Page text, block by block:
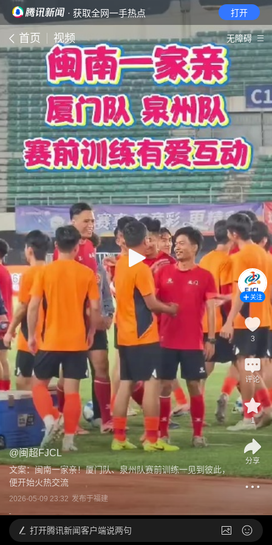
· 获取全网一手热点 打开
首页 视频 无障碍
@闽超FJCL
文案：闽南一家亲！厦门队、泉州队赛前训练一见到彼此，
便开始火热交流
2026-05-09 23:32 发布于福建
关注
3
评论
1
分享
打开腾讯新闻客户端说两句